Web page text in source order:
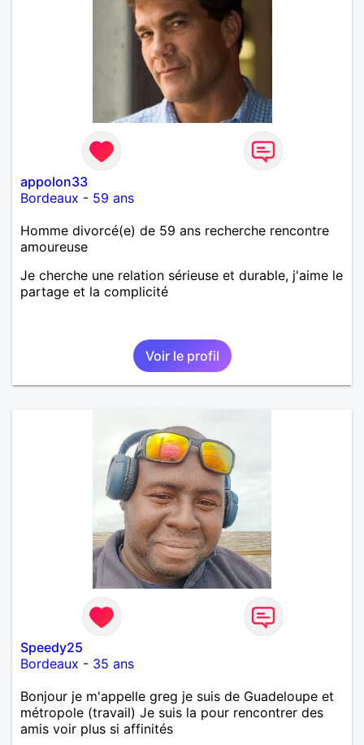
appolon33
Bordeaux - 59 ans
Homme divorcé(e) de 59 ans recherche rencontre
amoureuse
Je cherche une relation sérieuse et durable, j'aime le
partage et la complicité
Voir le profil
Speedy25
Bordeaux - 35 ans
Bonjour je m'appelle greg je suis de Guadeloupe et
métropole (travail) Je suis la pour rencontrer des
amis voir plus si affinités